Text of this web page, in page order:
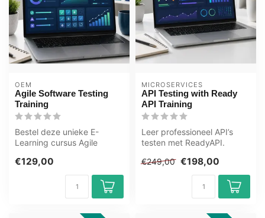
OEM
Agile Software Testing
Training
Bestel deze unieke E-
Learning cursus Agile
jaar 24/ ...
€129,00
MICROSERVICES
API Testing with Ready
API Training
Leer professioneel API’s
testen met ReadyAPI.
functioneel te...
€249,00 €198,00